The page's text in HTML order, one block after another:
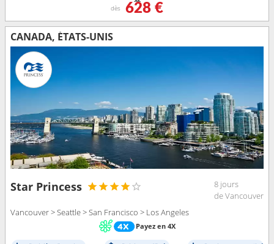
dès 628 €
CANADA, ÉTATS-UNIS
Star Princess
8 jours
de Vancouver
Vancouver > Seattle > San Francisco > Los Angeles
Payez en 4X